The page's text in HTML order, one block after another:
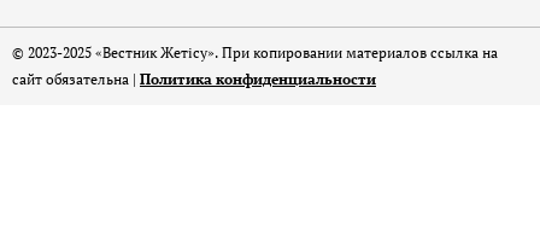
© 2023-2025 «Вестник Жетісу». При копировании материалов ссылка на
сайт обязательна | Политика конфиденциальности